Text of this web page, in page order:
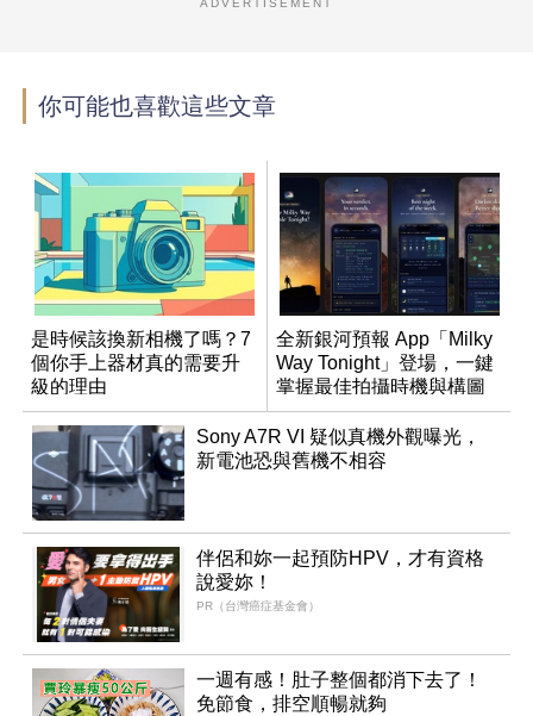
ADVERTISEMENT
你可能也喜歡這些文章
是時候該換新相機了嗎？7
個你手上器材真的需要升
級的理由
全新銀河預報 App「Milky
Way Tonight」登場，一鍵
掌握最佳拍攝時機與構圖
Sony A7R VI 疑似真機外觀曝光，
新電池恐與舊機不相容
伴侶和妳一起預防HPV，才有資格
說愛妳！
PR（台灣癌症基金會）
一週有感！肚子整個都消下去了！
免節食，排空順暢就夠